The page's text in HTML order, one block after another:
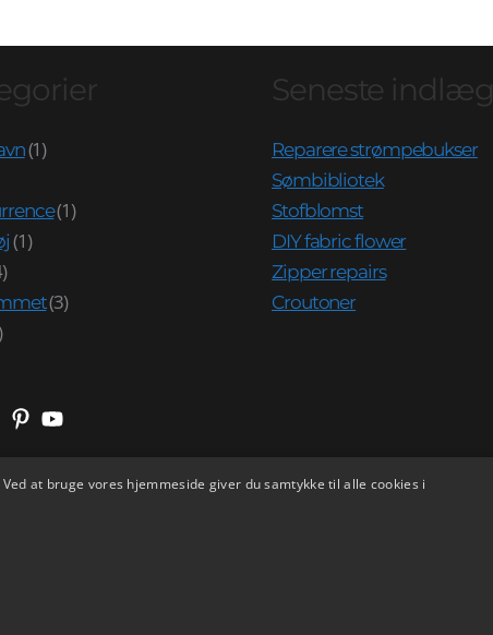
(1)
(1)
(1)
(3)
Seneste indlæg
Reparere strømpebukser
Sømbibliotek
Stofblomst
DIY fabric flower
Zipper repairs
Croutoner
at bruge vores hjemmeside giver du samtykke til alle cookies i